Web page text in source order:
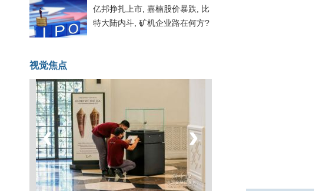
亿邦挣扎上市, 嘉楠股价暴跌, 比
特大陆内斗, 矿机企业路在何方?
视觉焦点
菲律宾：防疫降级
‹ ›